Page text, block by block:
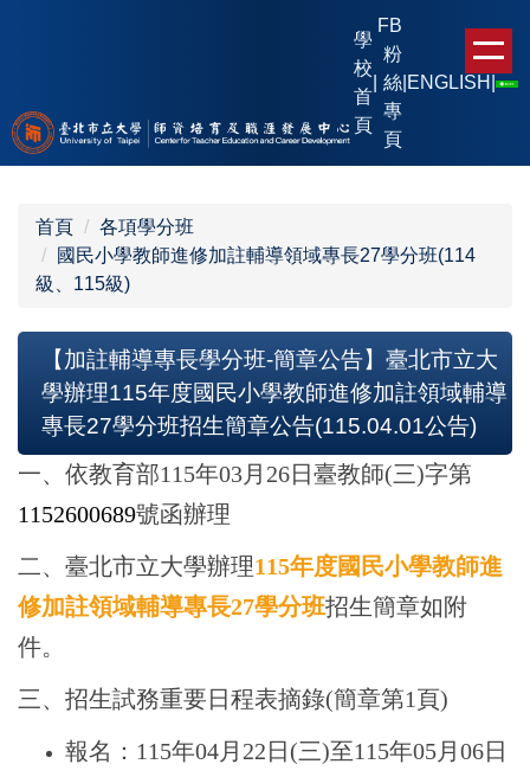
內
容
學
校
首
頁
FB
粉
絲
專
頁
ENGLISH |
首頁
各項學分班
國民小學教師進修加註輔導領域專長27學分班(114
級、115級)
【加註輔導專長學分班-簡章公告】臺北市立大
學辦理115年度國民小學教師進修加註領域輔導
專長27學分班招生簡章公告(115.04.01公告)
一、依教育部115年03月26日臺教師(三)字第
1152600689號函辦理
二、臺北市立大學辦理115年度國民小學教師進
修加註領域輔導專長27學分班招生簡章如附
件。
三、招生試務重要日程表摘錄(簡章第1頁)
報名：115年04月22日(三)至115年05月06日